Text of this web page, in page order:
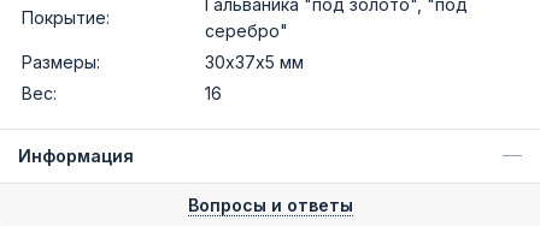
Покрытие:
серебро"
Размеры:
30х37х5 мм
Вес:
16
Информация
Вопросы и ответы